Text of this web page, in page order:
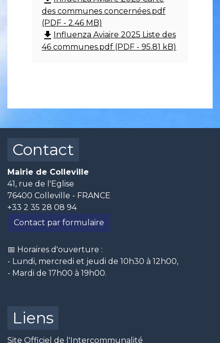
des communes concernées.pdf
(PDF - 2.46 MB)
file_download Influenza Aviaire 2025 Liste des
46 communes.pdf (PDF - 95.81 kB)
Contact
Mairie de Colleville
41, rue de l'Eglise
76400 Colleville - FRANCE
+33 2 35 28 08 94
Contact par formulaire
📅 Horaires d'ouverture :
- Lundi, mercredi et jeudi de 10h30 à 12h00,
- Mardi de 17h00 à 19h00.
Liens
Site Officiel de l'Intercommunalité